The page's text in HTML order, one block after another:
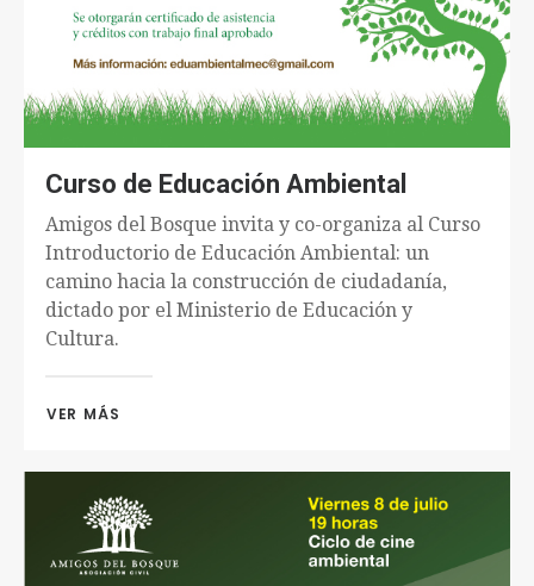
Curso de Educación Ambiental
Amigos del Bosque invita y co-organiza al Curso
Introductorio de Educación Ambiental: un
camino hacia la construcción de ciudadanía,
dictado por el Ministerio de Educación y
Cultura.
VER MÁS